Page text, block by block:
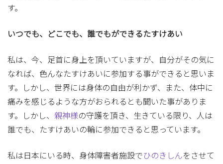
す。
いつでも、どこでも、誰でもができるたすけあい
私は、今、足首に身上を頂いていますが、自分がその気に
なれば、色んなたすけあいに参加する事ができると思いま
す。しかし、世界には身体の自由が利かず、また、体中に
痛みを感じるような方がおられるとも聞いた事がありま
す。しかし、 親神様の守護を頂き、生きている限り、人は
誰でも、たすけあいの輪に参加できると思っています。
私は日本にいる時、身体障害者施設でひのきしんをさせて